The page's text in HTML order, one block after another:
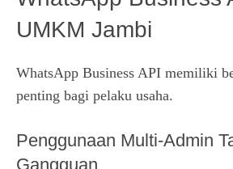
UMKM Jambi
WhatsApp Business API memiliki
penting bagi pelaku usaha.
Penggunaan Multi-Admin
Gangguan